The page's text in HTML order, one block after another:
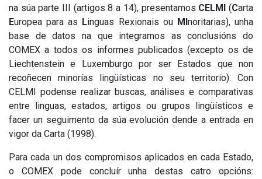
na súa parte III (artigos 8 a 14), presentamos CELMI (Carta
Europea para as Linguas Rexionais ou MInoritarias), unha
base de datos na que integramos as conclusións do
COMEX a todos os informes publicados (excepto os de
Liechtenstein e Luxemburgo por ser Estados que non
recoñecen minorías lingüísticas no seu territorio). Con
CELMI podense realizar buscas, análises e comparativas
entre linguas, estados, artigos ou grupos lingüísticos e
facer un seguimento da súa evolución dende a entrada en
vigor da Carta (1998).
Para cada un dos compromisos aplicados en cada Estado,
o COMEX pode concluír unha destas catro opcións: